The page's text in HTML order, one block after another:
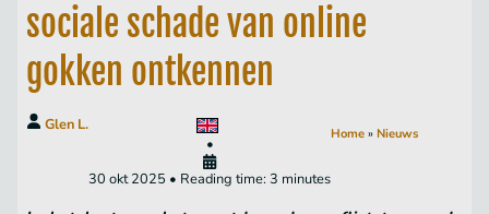
sociale schade van online
gokken ontkennen
Glen L.
•
30 okt 2025 • Reading time: 3 minutes
Home » Nieuws